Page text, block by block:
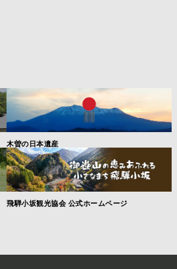
木曽の日本遺産
飛騨小坂観光協会 公式ホームページ